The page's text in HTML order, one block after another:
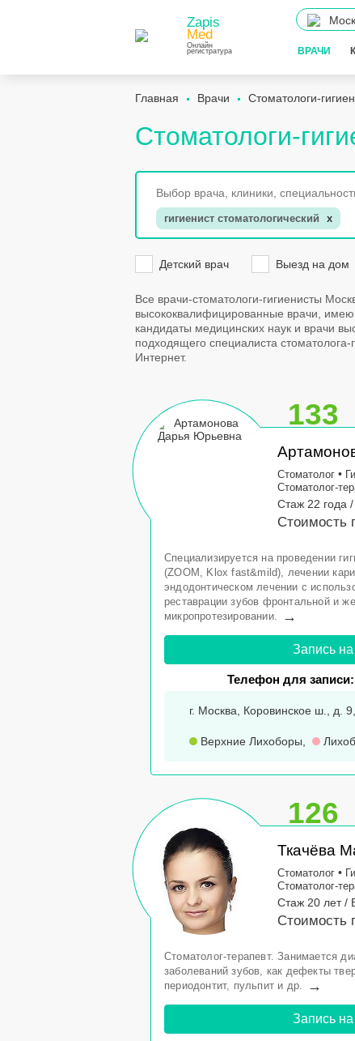
Zapis
Med
Онлайн
регистратура ВРАЧИ
Главная Врачи Стоматологи-
Стоматологи-
гигиенист стоматологический x
Детский врач Выезд на дом
Все врачи-стоматологи-гигиенисты
высококвалифицированные врачи,
кандидаты медицинских наук и врачи
подходящего специалиста
Интернет.
133
Стоматолог •
Стоматолог-
Стаж 22 года
Стоимость
Специализируется на проведении
(ZOOM, Klox fast&mild), лечении
эндодонтическом лечении с
реставрации зубов фронтальной и
микропротезировании.
→
Запись
Телефон для записи:
г. Москва, Коровинское ш., д.
Верхние Лихоборы
126
Ткачёва
Стоматолог •
Стоматолог-
Стаж 20 лет /
Стоимость
Стоматолог-терапевт. Занимается
заболеваний зубов, как дефекты
периодонтит, пульпит и др.
→
Запись